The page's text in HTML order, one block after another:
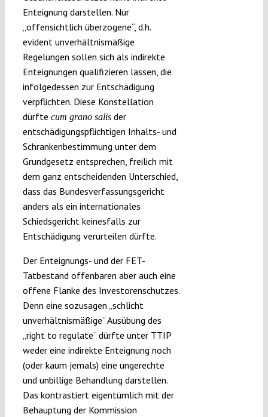
Enteignung darstellen. Nur
„offensichtlich überzogene“, d.h.
evident unverhältnismäßige
Regelungen sollen sich als indirekte
Enteignungen qualifizieren lassen, die
infolgedessen zur Entschädigung
verpflichten. Diese Konstellation
dürfte cum grano salisder
entschädigungspflichtigen Inhalts- und
Schrankenbestimmung unter dem
Grundgesetz entsprechen, freilich mit
dem ganz entscheidenden Unterschied,
dass das Bundesverfassungsgericht
anders als ein internationales
Schiedsgericht keinesfalls zur
Entschädigung verurteilen dürfte.
Der Enteignungs- und der FET-
Tatbestand offenbaren aber auch eine
offene Flanke des Investorenschutzes.
Denn eine sozusagen „schlicht
unverhältnismäßige“ Ausübung des
„right to regulate“ dürfte unter TTIP
weder eine indirekte Enteignung noch
(oder kaum jemals) eine ungerechte
und unbillige Behandlung darstellen.
Das kontrastiert eigentümlich mit der
Behauptung der Kommission